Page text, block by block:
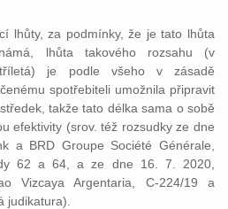
lhůty, za podmínky, že je tato lhůta
lhůta takového rozsahu (v
tříletá) je podle všeho v zásadě
spotřebiteli umožnila připravit
takže tato délka sama o sobě
efektivity (srov. též rozsudky ze dne
a BRD Groupe Société Générale,
62 a 64, a ze dne 16. 7. 2020,
Vizcaya Argentaria, C‑224/19 a
judikatura).